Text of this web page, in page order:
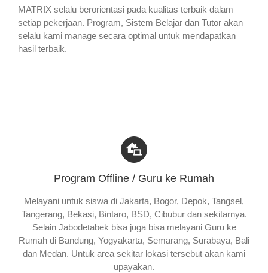
MATRIX selalu berorientasi pada kualitas terbaik dalam
setiap pekerjaan. Program, Sistem Belajar dan Tutor akan
selalu kami manage secara optimal untuk mendapatkan
hasil terbaik.
Program Offline / Guru ke Rumah
Melayani untuk siswa di Jakarta, Bogor, Depok, Tangsel,
Tangerang, Bekasi, Bintaro, BSD, Cibubur dan sekitarnya.
Selain Jabodetabek bisa juga bisa melayani Guru ke
Rumah di Bandung, Yogyakarta, Semarang, Surabaya, Bali
dan Medan. Untuk area sekitar lokasi tersebut akan kami
upayakan.